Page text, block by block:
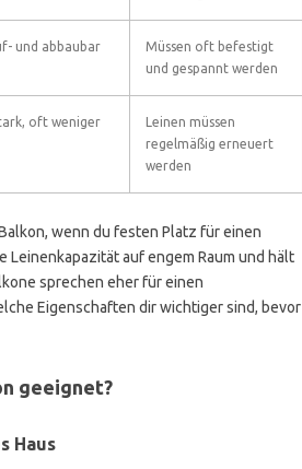
und abbaubar
Müssen oft befestigt
und gespannt werden
oft weniger
Leinen müssen
regelmäßig erneuert
werden
wenn du festen Platz für einen
auf engem Raum und hält
sprechen eher für einen
Eigenschaften dir wichtiger sind, bevor
geeignet?
Haus